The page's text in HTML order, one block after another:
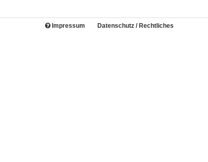
Impressum Datenschutz / Rechtliches